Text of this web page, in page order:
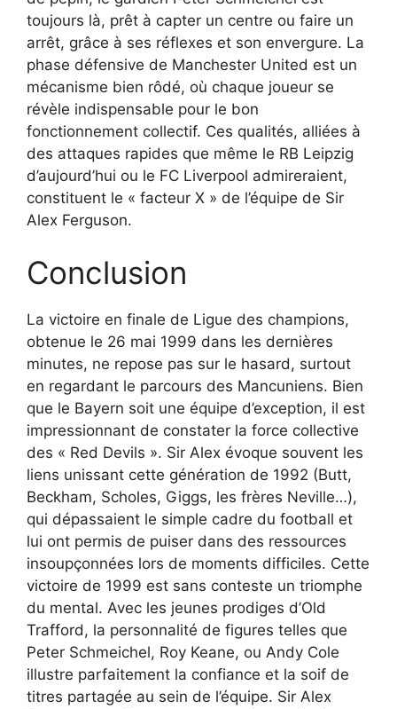
toujours là, prêt à capter un centre ou faire un
arrêt, grâce à ses réflexes et son envergure. La
phase défensive de Manchester United est un
mécanisme bien rôdé, où chaque joueur se
révèle indispensable pour le bon
fonctionnement collectif. Ces qualités, alliées à
des attaques rapides que même le RB Leipzig
d’aujourd’hui ou le FC Liverpool admireraient,
constituent le « facteur X » de l’équipe de Sir
Alex Ferguson.
Conclusion
La victoire en finale de Ligue des champions,
obtenue le 26 mai 1999 dans les dernières
minutes, ne repose pas sur le hasard, surtout
en regardant le parcours des Mancuniens. Bien
que le Bayern soit une équipe d’exception, il est
impressionnant de constater la force collective
des « Red Devils ». Sir Alex évoque souvent les
liens unissant cette génération de 1992 (Butt,
Beckham, Scholes, Giggs, les frères Neville…),
qui dépassaient le simple cadre du football et
lui ont permis de puiser dans des ressources
insoupçonnées lors de moments difficiles. Cette
victoire de 1999 est sans conteste un triomphe
du mental. Avec les jeunes prodiges d’Old
Trafford, la personnalité de figures telles que
Peter Schmeichel, Roy Keane, ou Andy Cole
illustre parfaitement la confiance et la soif de
titres partagée au sein de l’équipe. Sir Alex